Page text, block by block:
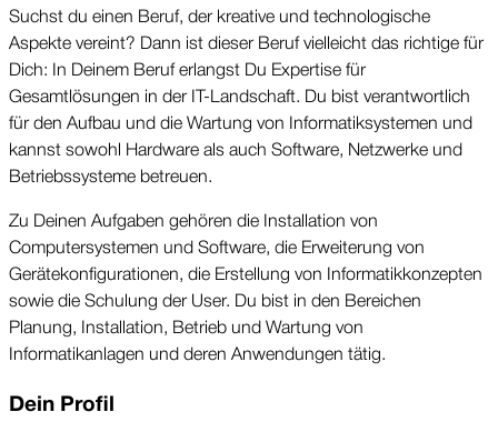
Suchst du einen Beruf, der kreative und technologische
Aspekte vereint? Dann ist dieser Beruf vielleicht das richtige für
Dich: In Deinem Beruf erlangst Du Expertise für
Gesamtlösungen in der IT-Landschaft. Du bist verantwortlich
für den Aufbau und die Wartung von Informatiksystemen und
kannst sowohl Hardware als auch Software, Netzwerke und
Betriebssysteme betreuen.
Zu Deinen Aufgaben gehören die Installation von
Computersystemen und Software, die Erweiterung von
Gerätekonfigurationen, die Erstellung von Informatikkonzepten
sowie die Schulung der User. Du bist in den Bereichen
Planung, Installation, Betrieb und Wartung von
Informatikanlagen und deren Anwendungen tätig.
Dein Profil